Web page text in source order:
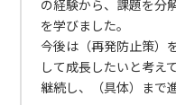
の経験から、課題を分
を学びました。
今後は（再発防止策）
して成長したいと考え
継続し、（具体）まで